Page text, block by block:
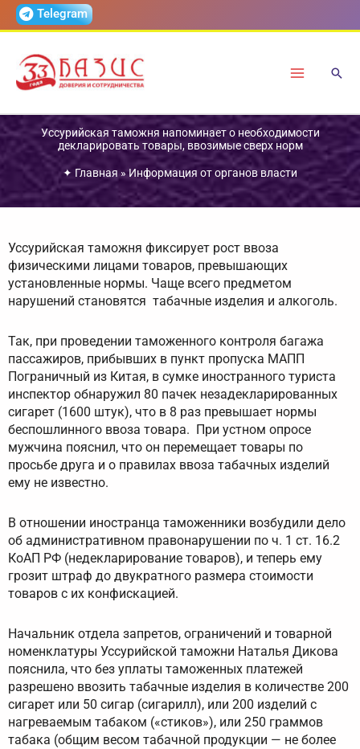
ПерейтиTelegram
Уссурийская таможня напоминает о необходимости
декларировать товары, ввозимые сверх норм
✦ Главная» Информация от органов власти
Уссурийская таможня фиксирует рост ввоза
физическими лицами товаров, превышающих
установленные нормы. Чаще всего предметом
нарушений становятся табачные изделия и алкоголь.
Так, при проведении таможенного контроля багажа
пассажиров, прибывших в пункт пропуска МАПП
Пограничный из Китая, в сумке иностранного туриста
инспектор обнаружил 80 пачек незадекларированных
сигарет (1600 штук), что в 8 раз превышает нормы
беспошлинного ввоза товара. При устном опросе
мужчина пояснил, что он перемещает товары по
просьбе друга и о правилах ввоза табачных изделий
ему не известно.
В отношении иностранца таможенники возбудили дело
об административном правонарушении по ч. 1 ст. 16.2
КоАП РФ (недекларирование товаров), и теперь ему
грозит штраф до двукратного размера стоимости
товаров с их конфискацией.
Начальник отдела запретов, ограничений и товарной
номенклатуры Уссурийской таможни Наталья Дикова
пояснила, что без уплаты таможенных платежей
разрешено ввозить табачные изделия в количестве 200
сигарет или 50 сигар (сигарилл), или 200 изделий с
нагреваемым табаком («стиков»), или 250 граммов
табака (общим весом табачной продукции — не более